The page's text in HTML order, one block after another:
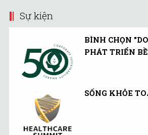
Sự kiện
BÌNH CHỌN
PHÁT TRIỂN
SỐNG KHỎE